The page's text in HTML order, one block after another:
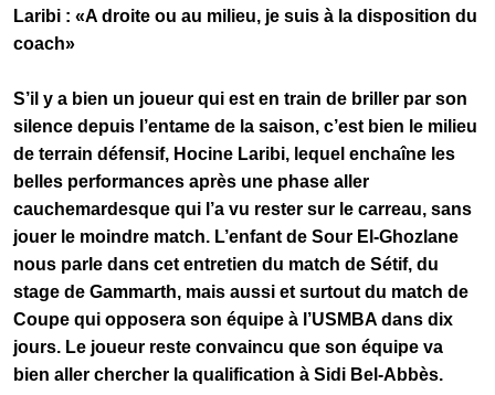
Laribi : «A droite ou au milieu, je suis à la disposition du
coach»
S’il y a bien un joueur qui est en train de briller par son
silence depuis l’entame de la saison, c’est bien le milieu
de terrain défensif, Hocine Laribi, lequel enchaîne les
belles performances après une phase aller
cauchemardesque qui l’a vu rester sur le carreau, sans
jouer le moindre match. L’enfant de Sour El-Ghozlane
nous parle dans cet entretien du match de Sétif, du
stage de Gammarth, mais aussi et surtout du match de
Coupe qui opposera son équipe à l’USMBA dans dix
jours. Le joueur reste convaincu que son équipe va
bien aller chercher la qualification à Sidi Bel-Abbès.